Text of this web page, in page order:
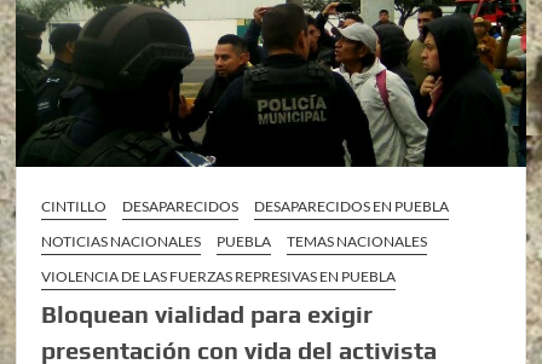
CINTILLO DESAPARECIDOS
DESAPARECIDOS EN PUEBLA
NOTICIAS NACIONALES
PUEBLA
TEMAS NACIONALES
VIOLENCIA DE LAS FUERZAS REPRESIVAS EN PUEBLA
Bloquean vialidad para exigir
presentación con vida del activista